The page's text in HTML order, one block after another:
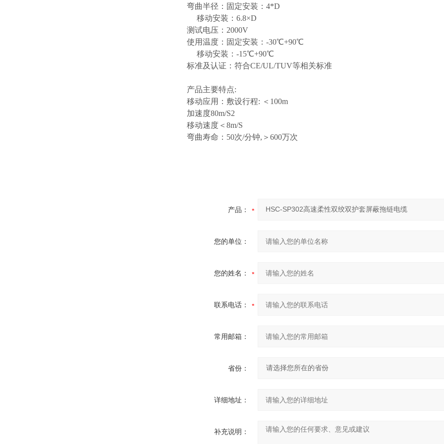
弯曲半径：固定安装： 4*D
移动安装： 6.8×D
测试电压： 2000V
使用温度：固定安装： -30℃+90℃
移动安装： -15℃+90℃
标准及认证：符合CE/UL/TUV等相关标准
产品主要特点:
移动应用：敷设行程: ＜100m
加速度80m/S2
移动速度＜ 8m/S
弯曲寿命： 50次/分钟,＞600万次
产品：
您的单位：
您的姓名：
联系电话：
常用邮箱：
省份：
详细地址：
补充说明：